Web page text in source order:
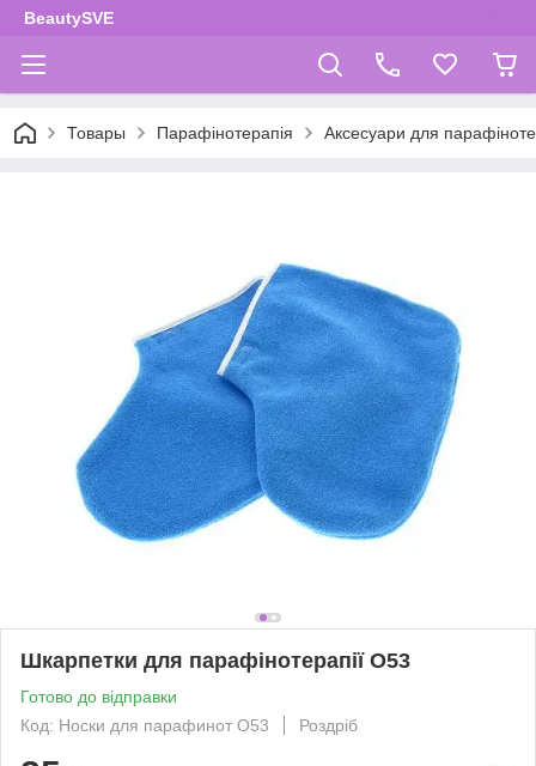
BeautySVE
Товары Парафінотерапія Аксесуари для
Шкарпетки для парафінотерапії O53
Готово до відправки
Код: Носки для парафинот О53
Роздріб